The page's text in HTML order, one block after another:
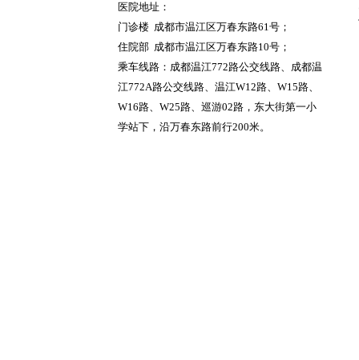
医院地址：
门诊楼 成都市温江区万春东路61号；
住院部 成都市温江区万春东路10号；
乘车线路： 成都温江772路公交线路、成都温
江772A路公交线路、温江W12路、W15路、
W16路、W25路、巡游02路，东大街第一小
学站下，沿万春东路前行200米。